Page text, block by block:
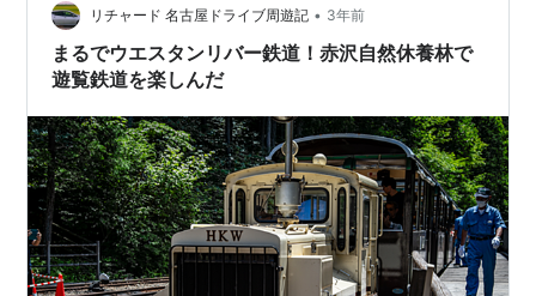
岩から岩へとジャンプしながら移ったりとスーパーマリ
オみたいな気分です。ふざけるとかなり危ないので気を
付けて見学し…
リチャード 名古屋ドライブ周遊記 • 3年前
まるでウエスタンリバー鉄道！赤沢自然休養林で
遊覧鉄道を楽しんだ